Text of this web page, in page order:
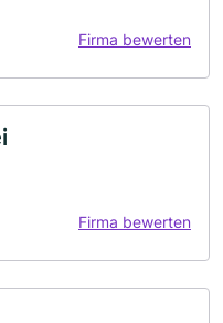
Firma bewerten
Firma bewerten